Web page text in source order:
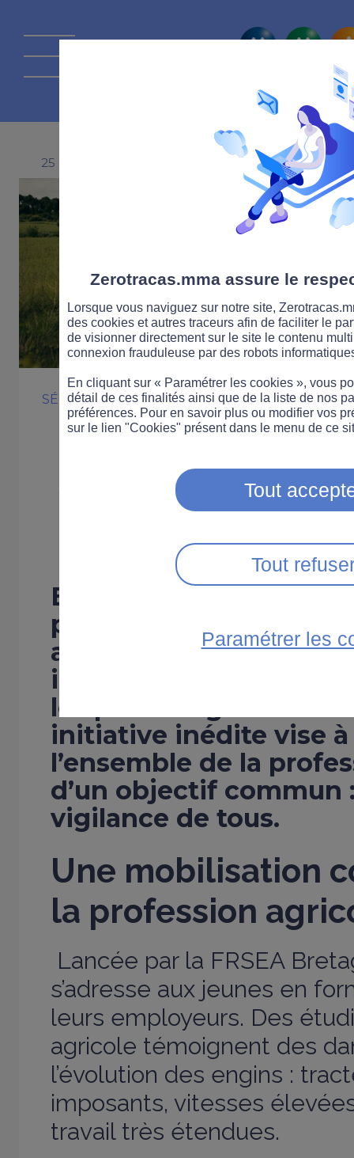
La route
25 DÉCEMBRE 2025
SÉCURITÉ ROUTIÈRE VOITURE
Une
sensibiliser
des engins
En Bretagne, une
prévention cible les
agricoles afin de
impliquant les engins
les plus dangereux sur
initiative inédite vise
l’ensemble de la
d’un objectif commun
vigilance de tous.
Une mobilisation
la profession
Lancée par la FRSEA
s’adresse aux jeunes en
leurs employeurs. Des
agricole témoignent des
l’évolution des engins :
imposants, vitesses
travail très étendues.
Zerotracas.mma assure le
Lorsque vous naviguez sur notre site,
des cookies et autres traceurs afin de faciliter le
de visionner directement sur le site le contenu
connexion frauduleuse par des robots
En cliquant sur « Paramétrer les cookies », vous
détail de ces finalités ainsi que de la liste de nos
préférences. Pour en savoir plus ou modifier vos
sur le lien "Cookies" présent dans le menu de ce
Tout
Tout
Paramétrer les